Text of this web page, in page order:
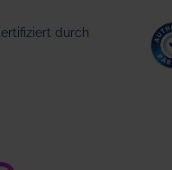
durch